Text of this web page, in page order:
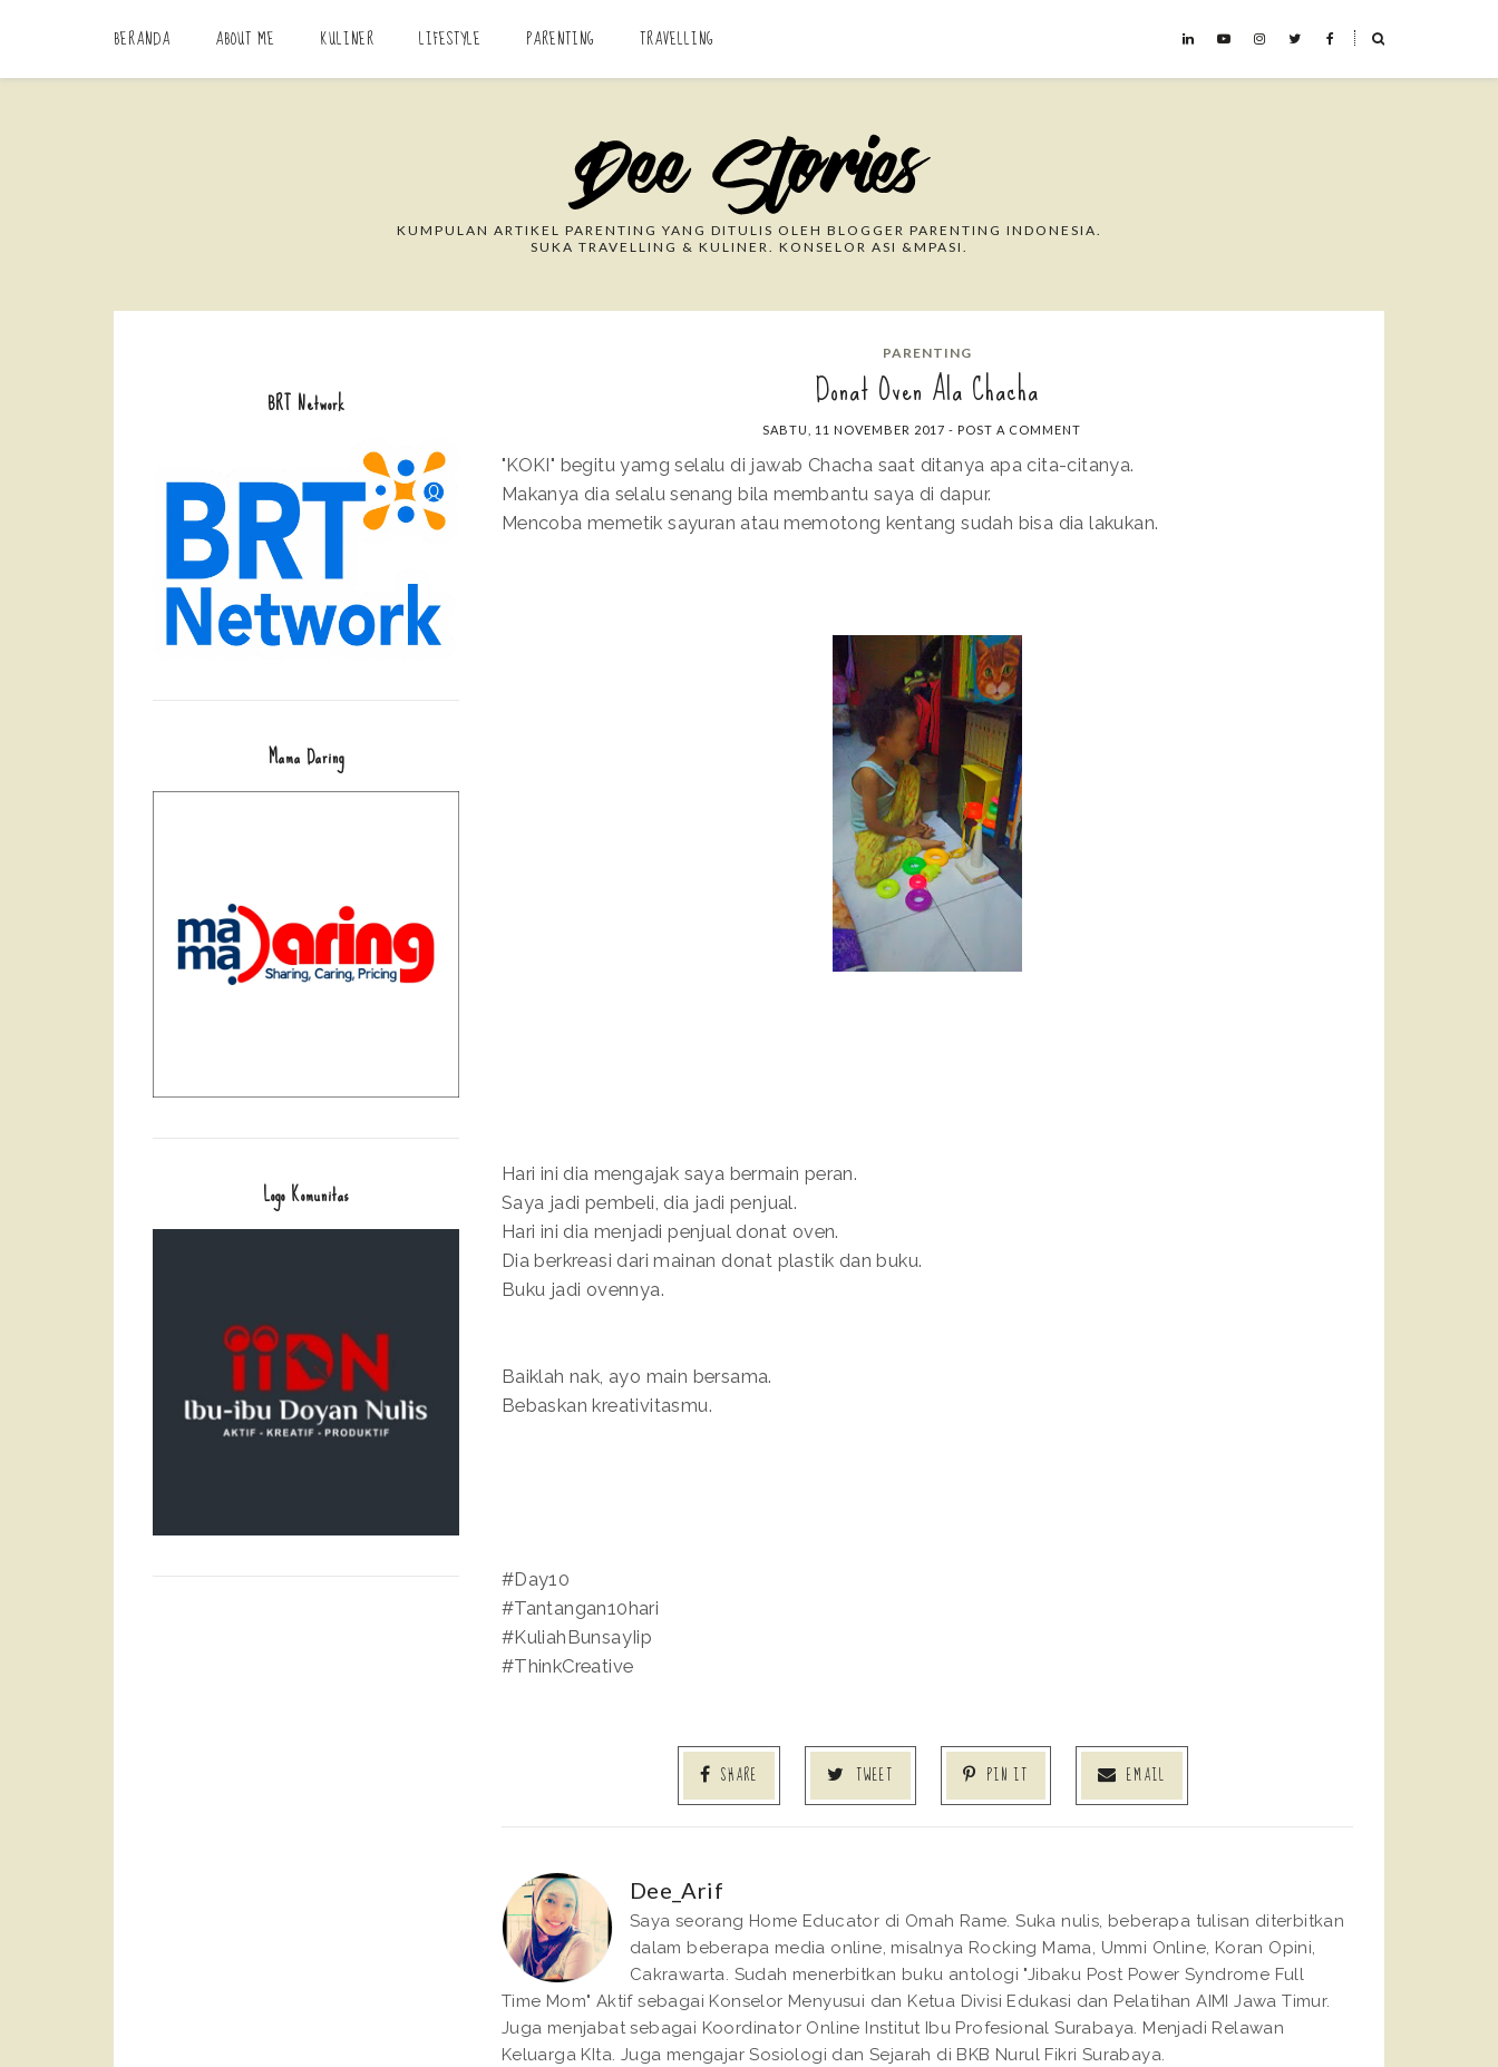
BERANDA ABOUT ME KULINER LIFESTYLE PARENTING TRAVELLING ˟
Search This Blog
KUMPULAN ARTIKEL PARENTING YANG DITULIS OLEH BLOGGER PARENTING INDONESIA.
SUKA TRAVELLING & KULINER. KONSELOR ASI &MPASI.
PARENTING
Donat Oven Ala Chacha
SABTU, 11 NOVEMBER 2017 - POST A COMMENT
"KOKI" begitu yamg selalu di jawab Chacha saat ditanya apa cita-citanya.
Makanya dia selalu senang bila membantu saya di dapur.
Mencoba memetik sayuran atau memotong kentang sudah bisa dia lakukan.
Hari ini dia mengajak saya bermain peran.
Saya jadi pembeli, dia jadi penjual.
Hari ini dia menjadi penjual donat oven.
Dia berkreasi dari mainan donat plastik dan buku.
Buku jadi ovennya.
Baiklah nak, ayo main bersama.
Bebaskan kreativitasmu.
#Day10
#Tantangan10hari
#KuliahBunsayIip
#ThinkCreative
SHARE TWEET PIN IT EMAIL
Dee_Arif
Saya seorang Home Educator di Omah Rame. Suka nulis, beberapa tulisan diterbitkan
dalam beberapa media online, misalnya Rocking Mama, Ummi Online, Koran Opini,
Cakrawarta. Sudah menerbitkan buku antologi "Jibaku Post Power Syndrome Full
Time Mom" Aktif sebagai Konselor Menyusui dan Ketua Divisi Edukasi dan Pelatihan AIMI Jawa Timur.
Juga menjabat sebagai Koordinator Online Institut Ibu Profesional Surabaya. Menjadi Relawan
Keluarga KIta. Juga mengajar Sosiologi dan Sejarah di BKB Nurul Fikri Surabaya.
BRT Network
Mama Daring
Logo Komunitas